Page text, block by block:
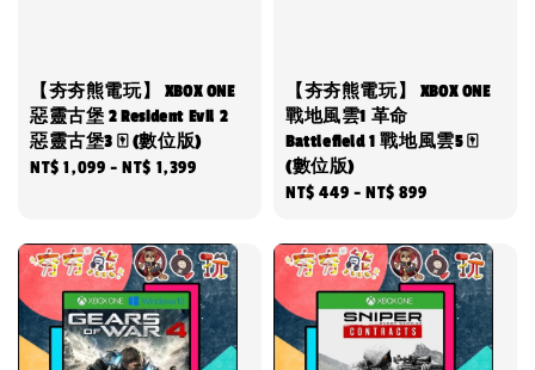
【夯夯熊電玩】 XBOX ONE
惡靈古堡 2 Resident Evil 2
惡靈古堡3 🀄 (數位版)
Regular
NT$ 1,099 -NT$ 1,399
【夯夯熊電玩】 XBOX ONE
戰地風雲1 革命
Battlefield 1 戰地風雲5 🀄
(數位版)
Regular
NT$ 449 -NT$ 899